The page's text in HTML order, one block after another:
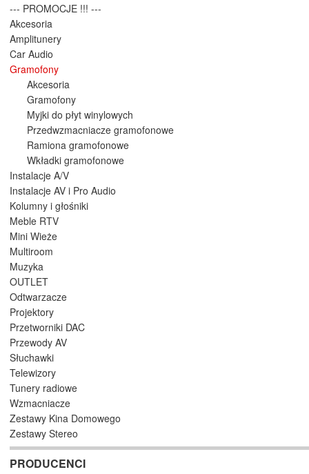
--- PROMOCJE !!! ---
Akcesoria
Amplitunery
Car Audio
Gramofony
Akcesoria
Gramofony
Myjki do płyt winylowych
Przedwzmacniacze gramofonowe
Ramiona gramofonowe
Wkładki gramofonowe
Instalacje A/V
Instalacje AV i Pro Audio
Kolumny i głośniki
Meble RTV
Mini Wieże
Multiroom
Muzyka
OUTLET
Odtwarzacze
Projektory
Przetworniki DAC
Przewody AV
Słuchawki
Telewizory
Tunery radiowe
Wzmacniacze
Zestawy Kina Domowego
Zestawy Stereo
PRODUCENCI